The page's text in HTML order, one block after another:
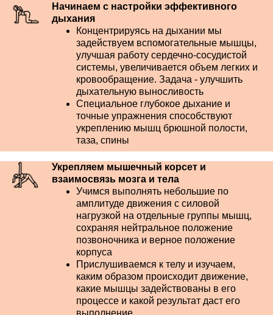
Начинаем с настройки эффективного
дыхания
Концентрируясь на дыхании мы
задействуем вспомогательные мышцы,
улучшая работу сердечно-сосудистой
системы, увеличивается объем легких и
кровообращение. Задача - улучшить
дыхательную выносливость
Специальное глубокое дыхание и
точные упражнения способствуют
укреплению мышц брюшной полости,
таза, спины
Укрепляем мышечный корсет и
взаимосвязь мозга и тела
Учимся выполнять небольшие по
амплитуде движения с силовой
нагрузкой на отдельные группы мышц,
сохраняя нейтральное положение
позвоночника и верное положение
корпуса
Прислушиваемся к телу и изучаем,
каким образом происходит движение,
какие мышцы задействованы в его
процессе и какой результат даст его
выполнение